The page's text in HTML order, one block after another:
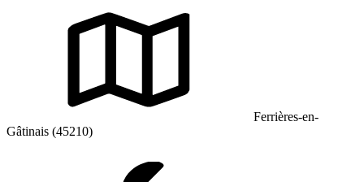
Ferrières-en-
Gâtinais (45210)